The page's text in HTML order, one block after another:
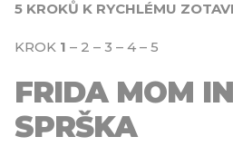
5 KROKŮ K RYCHLÉMU
KROK 1 – 2 – 3 – 4 – 5
FRIDA MOM
SPRŠKA